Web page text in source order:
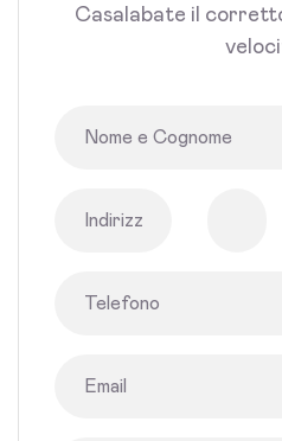
Casalabate il